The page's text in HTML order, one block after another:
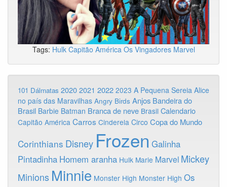
Tags: Hulk Capitão América Os Vingadores Marvel
101 Dálmatas 2020 2021 2022 2023 A Pequena Sereia Alice
no país das Maravilhas Angry Birds Anjos Bandeira do
Brasil Barbie Batman Branca de neve Brasil Calendario
Capitão América Carros Cinderela Circo Copa do Mundo
Corinthians Disney Frozen Galinha
Pintadinha Homem aranha Hulk Marie Marvel Mickey
Minions Minnie Monster High Monster High Os